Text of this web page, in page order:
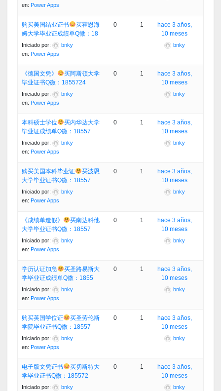
en: Power Apps
购买美国结业证书
买霍恩海
姆大学毕业证成绩单Q微：18
Iniciado por:
bnky
en: Power Apps
0 1
hace 3 años,
10 meses
bnky
《德国文凭》
买阿斯顿大学
毕业证书Q微：1855724
Iniciado por:
bnky
en: Power Apps
0 1
hace 3 años,
10 meses
bnky
本科硕士学位
买内华达大学
毕业证成绩单Q微：18557
Iniciado por:
bnky
en: Power Apps
0 1
hace 3 años,
10 meses
bnky
购买美国本科毕业证
买波恩
大学毕业证书Q微：18557
Iniciado por:
bnky
en: Power Apps
0 1
hace 3 años,
10 meses
bnky
《成绩单造假》
买南达科他
大学毕业证书Q微：18557
Iniciado por:
bnky
en: Power Apps
0 1
hace 3 años,
10 meses
bnky
学历认证加急
买圣路易斯大
学毕业证成绩单Q微：1855
Iniciado por:
bnky
en: Power Apps
0 1
hace 3 años,
10 meses
bnky
购买英国学位证
买圣劳伦斯
学院毕业证书Q微：18557
Iniciado por:
bnky
en: Power Apps
0 1
hace 3 años,
10 meses
bnky
电子版文凭证书
买切斯特大
学毕业证书Q微：185572
Iniciado por:
bnky
0 1
hace 3 años,
10 meses
bnky